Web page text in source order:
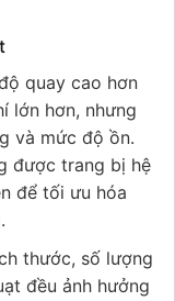
quay cao hơn
lớn hơn, nhưng
và mức độ ồn.
được trang bị hệ
để tối ưu hóa
thước, số lượng
đều ảnh hưởng